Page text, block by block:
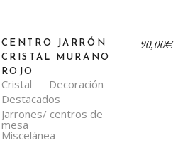
CENTRO JARRÓN
CRISTAL MURANO
ROJO
Cristal
Decoración
Destacados
Jarrones/ centros de
mesa
Miscelánea
90,00€